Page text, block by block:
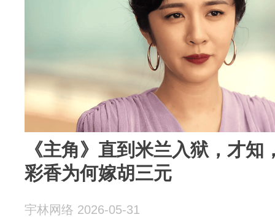
《主角》直到米兰入狱，才
彩香为何嫁胡三元
宇林网络 2026-05-31